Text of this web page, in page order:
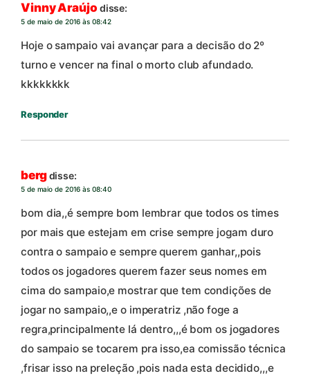
Vinny Araújo disse:
5 de maio de 2016 às 08:42
Hoje o sampaio vai avançar para a decisão do 2º
turno e vencer na final o morto club afundado.
kkkkkkkk
Responder
bergdisse:
5 de maio de 2016 às 08:40
bom dia,,é sempre bom lembrar que todos os times
por mais que estejam em crise sempre jogam duro
contra o sampaio e sempre querem ganhar,,pois
todos os jogadores querem fazer seus nomes em
cima do sampaio,e mostrar que tem condições de
jogar no sampaio,,e o imperatriz ,não foge a
regra,principalmente lá dentro,,,é bom os jogadores
do sampaio se tocarem pra isso,ea comissão técnica
,frisar isso na preleção ,pois nada esta decidido,,,e